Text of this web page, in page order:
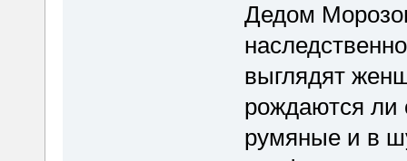
Дедом
выглядят
рождаются ли
румяные и в